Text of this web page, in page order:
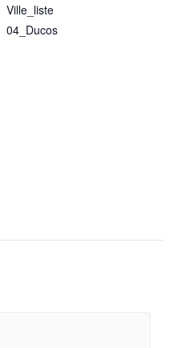
Ville_liste
04_Ducos